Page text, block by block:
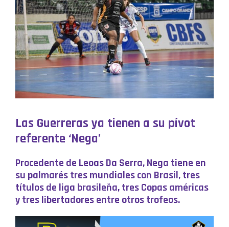
Las Guerreras ya tienen a su pívot
referente ‘Nega’
Procedente de Leoas Da Serra, Nega tiene en
su palmarés tres mundiales con Brasil, tres
títulos de liga brasileña, tres Copas américas
y tres libertadores entre otros trofeos.